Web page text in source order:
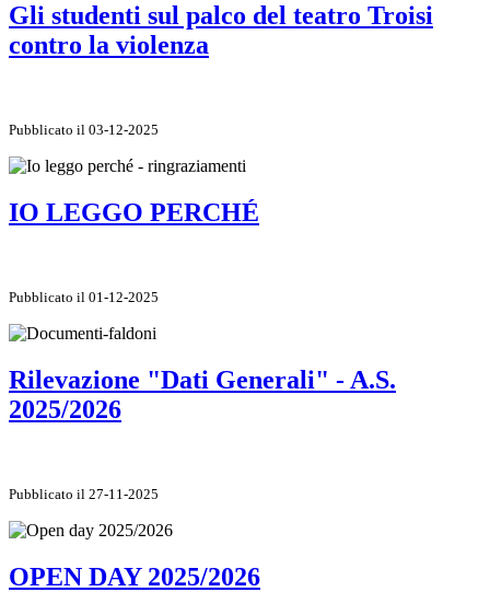
Gli studenti sul palco del teatro Troisi
contro la violenza
Pubblicato il 03-12-2025
IO LEGGO PERCHÉ
Pubblicato il 01-12-2025
Rilevazione "Dati Generali" - A.S.
2025/2026
Pubblicato il 27-11-2025
OPEN DAY 2025/2026